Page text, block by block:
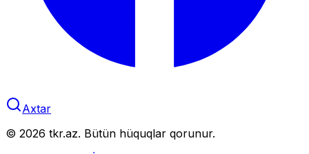
Axtar
© 2026 tkr.az. Bütün hüquqlar qorunur.